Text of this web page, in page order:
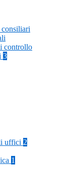
controllo
3
uffici 2
1